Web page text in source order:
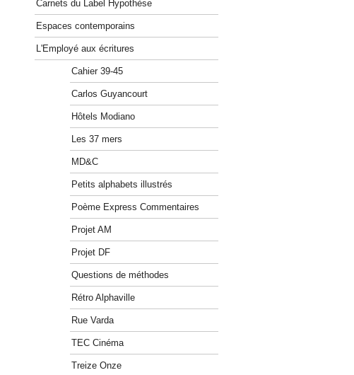
Carnets du Label Hypothèse
Espaces contemporains
L'Employé aux écritures
Cahier 39-45
Carlos Guyancourt
Hôtels Modiano
Les 37 mers
MD&C
Petits alphabets illustrés
Poème Express Commentaires
Projet AM
Projet DF
Questions de méthodes
Rétro Alphaville
Rue Varda
TEC Cinéma
Treize Onze